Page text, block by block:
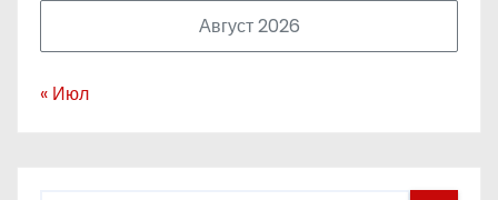
Август 2026
« Июл